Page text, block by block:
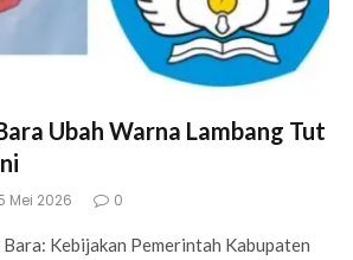
Ubah Warna Lambang Tut
Mei 2026 0
Bara: Kebijakan Pemerintah Kabupaten